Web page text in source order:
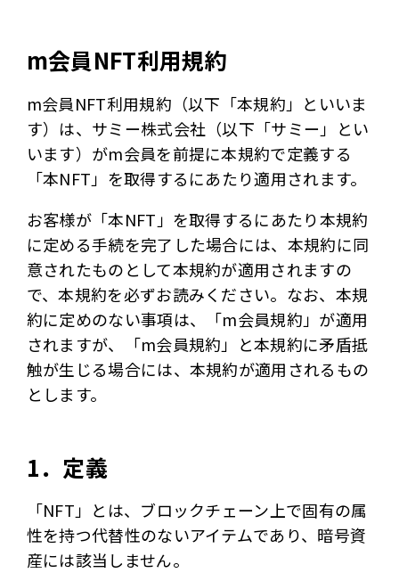
m会員NFT利用規約
m会員NFT利用規約（以下「本規約」といいま
す）は、サミー株式会社（以下「サミー」とい
います）がm会員を前提に本規約で定義する
「本NFT」を取得するにあたり適用されます。
お客様が「本NFT」を取得するにあたり本規約
に定める手続を完了した場合には、本規約に同
意されたものとして本規約が適用されますの
で、本規約を必ずお読みください。なお、本規
約に定めのない事項は、「m会員規約」が適用
されますが、「m会員規約」と本規約に矛盾抵
触が生じる場合には、本規約が適用されるもの
とします。
1．定義
「NFT」とは、ブロックチェーン上で固有の属
性を持つ代替性のないアイテムであり、暗号資
産には該当しません。